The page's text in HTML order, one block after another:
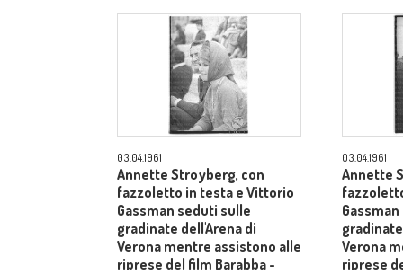
03.04.1961
Annette Stroyberg, con
fazzoletto in testa e Vittorio
Gassman seduti sulle
gradinate dell'Arena di
Verona mentre assistono alle
riprese del film Barabba -
03.04.1961
Annette
Verona
riprese